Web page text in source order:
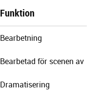
Funktion
Bearbetning
Bearbetad för scenen av
Dramatisering